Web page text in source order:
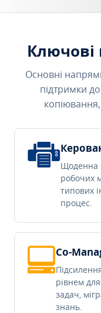
Ключові
Основні
підтримки
Щоденна
робочих
типових
процес.
Co-
рівнем
задач,
знань.